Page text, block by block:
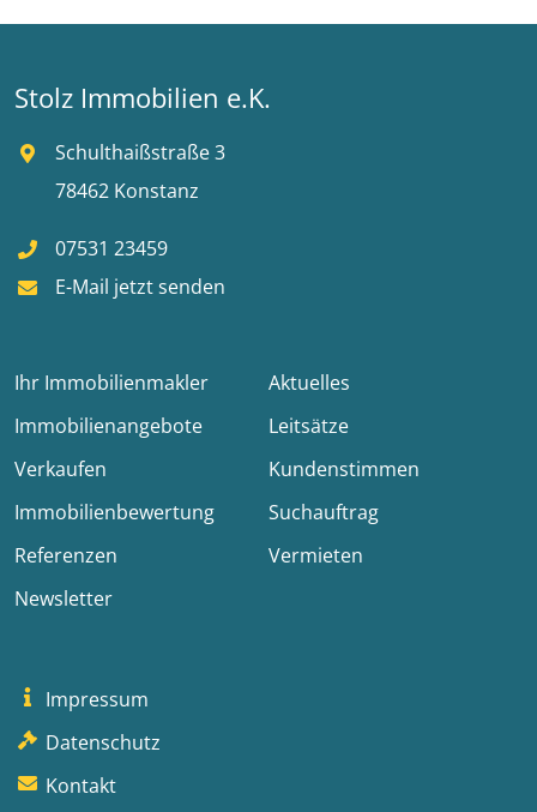
Stolz Immobilien e.K.
Schulthaißstraße 3
78462 Konstanz
07531 23459
E-Mail jetzt senden
Ihr Immobilienmakler
Aktuelles
Immobilienangebote
Leitsätze
Verkaufen
Kundenstimmen
Immobilienbewertung
Suchauftrag
Referenzen
Vermieten
Newsletter
Impressum
Datenschutz
Kontakt